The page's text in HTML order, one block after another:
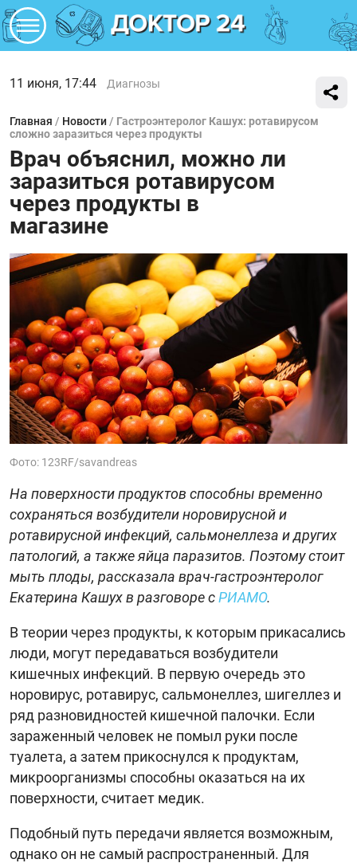
11 июня, 17:44 Диагнозы
Главная / Новости / Гастроэнтеролог Кашух: ротавирусом
сложно заразиться через продукты
Врач объяснил, можно ли
заразиться ротавирусом
через продукты в
магазине
Фото: 123RF/savandreas
На поверхности продуктов способны временно
сохраняться возбудители норовирусной и
ротавирусной инфекций, сальмонеллеза и других
патологий, а также яйца паразитов. Поэтому стоит
мыть плоды, рассказала врач-гастроэнтеролог
Екатерина Кашух в разговоре сРИАМО.
В теории через продукты, к которым прикасались
люди, могут передаваться возбудители
кишечных инфекций. В первую очередь это
норовирус, ротавирус, сальмонеллез, шигеллез и
ряд разновидностей кишечной палочки. Если
зараженный человек не помыл руки после
туалета, а затем прикоснулся к продуктам,
микроорганизмы способны оказаться на их
поверхности, считает медик.
Подобный путь передачи является возможным,
однако он не самый распространенный. Для